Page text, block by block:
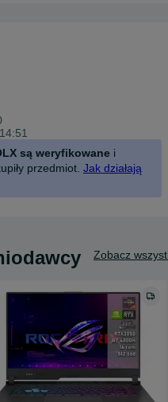
są weryfikowane i
przedmiot. Jak działają
Zobacz